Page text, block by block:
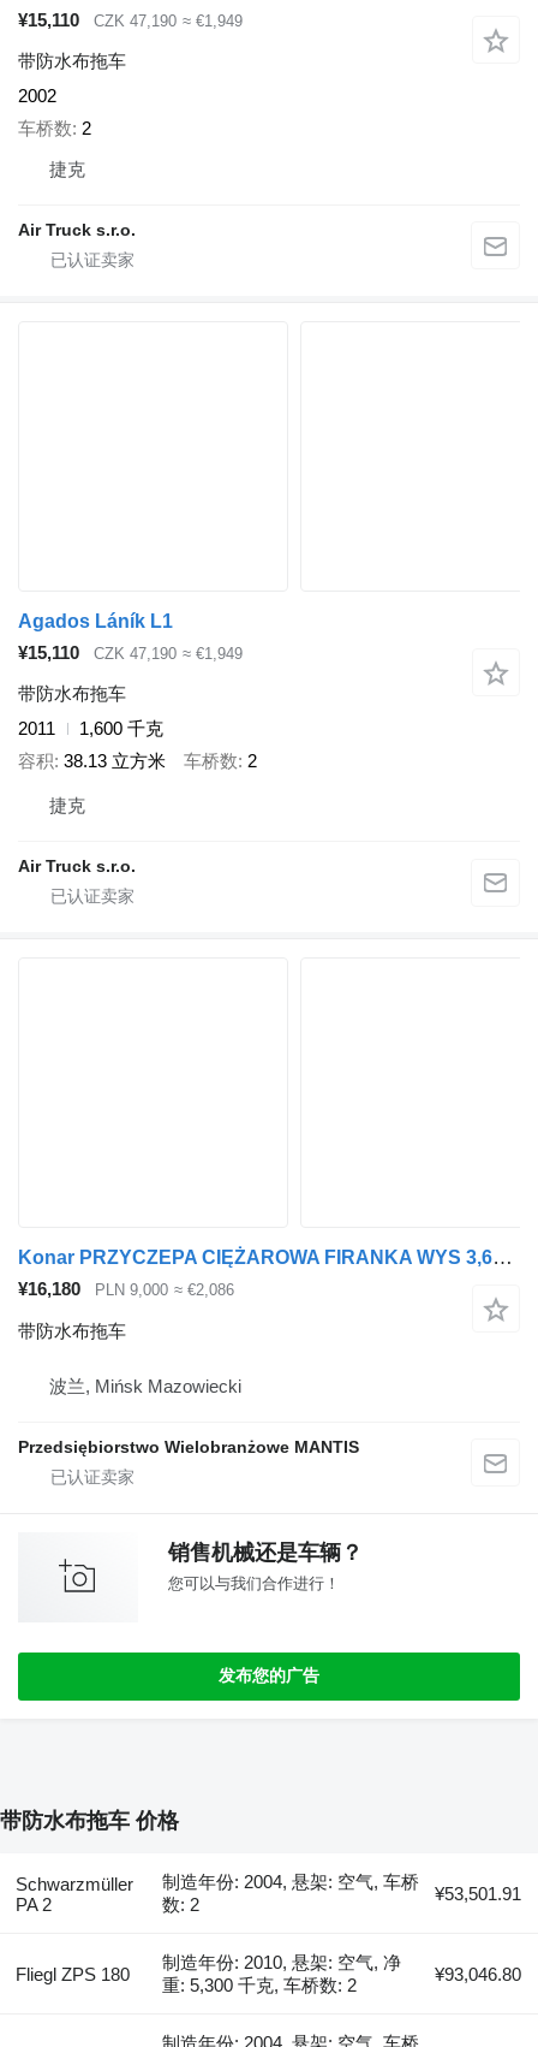
¥15,110
CZK 47,190 ≈ €1,949
带防水布拖车
2002
车桥数 2
捷克
Air Truck s.r.o.
Agados Láník L1
¥15,110
CZK 47,190 ≈ €1,949
带防水布拖车
2011
1,600 千克
容积 38.13 立方米 车桥数 2
捷克
Air Truck s.r.o.
Konar PRZYCZEPA CIĘŻAROWA FIRANKA WYS 3,60m DŁU 7,83m SZER 2,56m
¥16,180 PLN 9,000 ≈ €2,086
带防水布拖车
波兰, Mińsk Mazowiecki
Przedsiębiorstwo Wielobranżowe MANTIS
销售机械还是车辆？
您可以与我们合作进行！
发布您的广告
带防水布拖车 价格
Schwarzmüller
PA 2
制造年份: 2004, 悬架: 空气, 车桥
数: 2
¥53,501.91
Fliegl ZPS 180
制造年份: 2010, 悬架: 空气, 净
重: 5,300 千克, 车桥数: 2
¥93,046.80